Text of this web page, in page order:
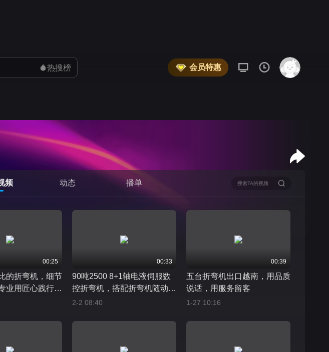
热搜榜 会员特惠
频 动态 播单
00:25
的折弯机，细节
业用匠心践行初
完美，口碑用品
比#折弯机
00:33
90吨2500 8+1轴电液伺服数
控折弯机，搭配折弯机随动托
料同步托举，后挡料可前后、
带束缚，可加工异形件
2-2 08:40
00:39
五台折弯机出口越南，用品质
说话，用服务留客
1-27 10:16